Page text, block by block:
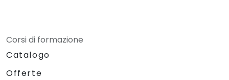
Corsi di formazione
Catalogo
Offerte